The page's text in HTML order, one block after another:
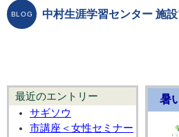
中村生涯学習センター 施
最近のエントリー
サギソウ
市講座＜女性セミナー
暑